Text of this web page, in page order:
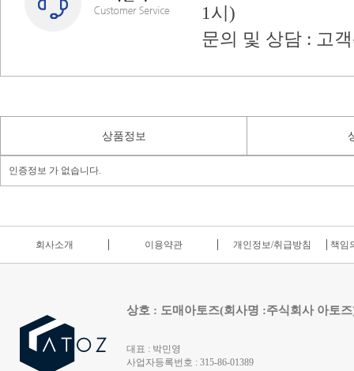
1시)
문의 및 상담 : 고
상품정보
인증정보 가 없습니다.
회사소개 이용약관 개인정보/취급방침 책임
상호 : 도매아토즈(회사명 :주식회사 아토
대표 : 박민영
사업자등록번호 : 315-86-01389